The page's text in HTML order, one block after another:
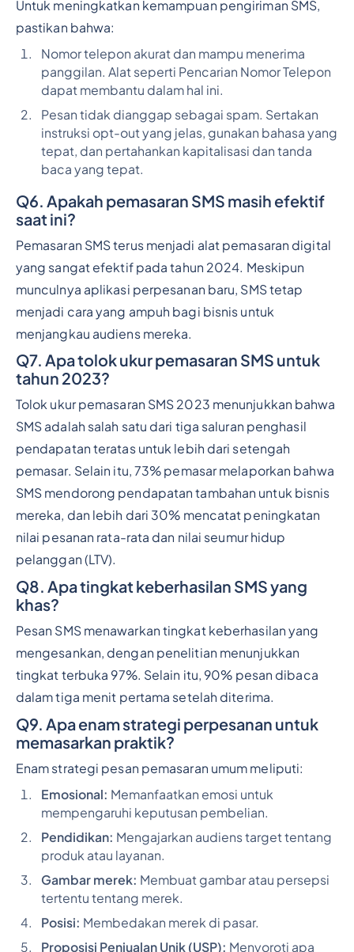
Untuk meningkatkan kemampuan pengiriman SMS,
pastikan bahwa:
Nomor telepon akurat dan mampu menerima
panggilan. Alat seperti Pencarian Nomor Telepon
dapat membantu dalam hal ini.
Pesan tidak dianggap sebagai spam. Sertakan
instruksi opt-out yang jelas, gunakan bahasa yang
tepat, dan pertahankan kapitalisasi dan tanda
baca yang tepat.
Q6. Apakah pemasaran SMS masih efektif
saat ini?
Pemasaran SMS terus menjadi alat pemasaran digital
yang sangat efektif pada tahun 2024. Meskipun
munculnya aplikasi perpesanan baru, SMS tetap
menjadi cara yang ampuh bagi bisnis untuk
menjangkau audiens mereka.
Q7. Apa tolok ukur pemasaran SMS untuk
tahun 2023?
Tolok ukur pemasaran SMS 2023 menunjukkan bahwa
SMS adalah salah satu dari tiga saluran penghasil
pendapatan teratas untuk lebih dari setengah
pemasar. Selain itu, 73% pemasar melaporkan bahwa
SMS mendorong pendapatan tambahan untuk bisnis
mereka, dan lebih dari 30% mencatat peningkatan
nilai pesanan rata-rata dan nilai seumur hidup
pelanggan (LTV).
Q8. Apa tingkat keberhasilan SMS yang
khas?
Pesan SMS menawarkan tingkat keberhasilan yang
mengesankan, dengan penelitian menunjukkan
tingkat terbuka 97%. Selain itu, 90% pesan dibaca
dalam tiga menit pertama setelah diterima.
Q9. Apa enam strategi perpesanan untuk
memasarkan praktik?
Enam strategi pesan pemasaran umum meliputi:
Emosional: Memanfaatkan emosi untuk
mempengaruhi keputusan pembelian.
Pendidikan: Mengajarkan audiens target tentang
produk atau layanan.
Gambar merek: Membuat gambar atau persepsi
tertentu tentang merek.
Posisi: Membedakan merek di pasar.
Proposisi Penjualan Unik (USP): Menyoroti apa